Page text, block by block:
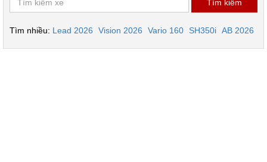
Tìm nhiều: Lead 2026 Vision 2026 Vario 160 SH350i AB 2026